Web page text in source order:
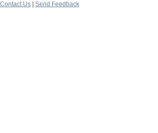
Contact Us
Send Feedback